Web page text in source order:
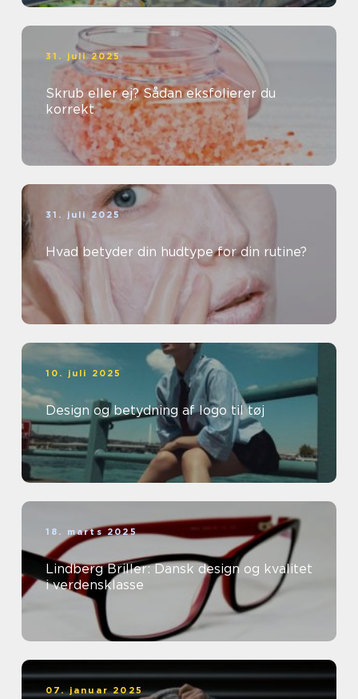
31. juli 2025
Skrub eller ej? Sådan eksfolierer du
korrekt
31. juli 2025
Hvad betyder din hudtype for din rutine?
10. juli 2025
Design og betydning af logo til tøj
18. marts 2025
Lindberg Briller: Dansk design og kvalitet
i verdensklasse
07. januar 2025